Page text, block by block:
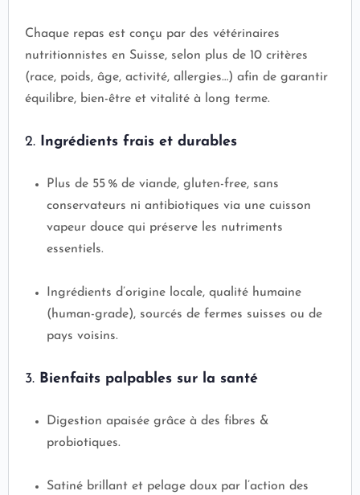
Chaque repas est conçu par des vétérinaires
nutritionnistes en Suisse, selon plus de 10 critères
(race, poids, âge, activité, allergies…) afin de garantir
équilibre, bien-être et vitalité à long terme.
2. Ingrédients frais et durables
Plus de 55 % de viande, gluten-free, sans
conservateurs ni antibiotiques via une cuisson
vapeur douce qui préserve les nutriments
essentiels.
Ingrédients d’origine locale, qualité humaine
(human-grade), sourcés de fermes suisses ou de
pays voisins.
3. Bienfaits palpables sur la santé
Digestion apaisée grâce à des fibres &
probiotiques.
Satiné brillant et pelage doux par l’action des